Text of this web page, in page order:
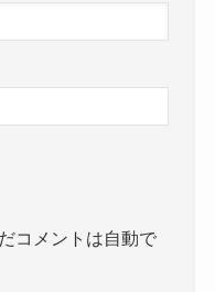
コメントは自動で